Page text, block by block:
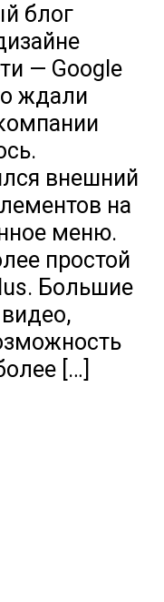
блог
— Google
ждали
внешний
на
меню.
простой
Большие
[…]